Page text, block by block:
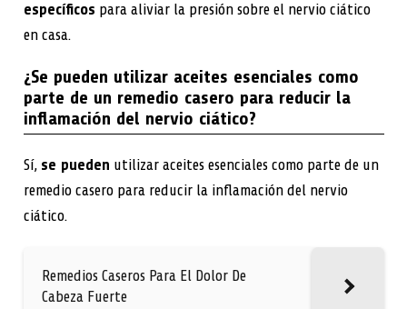
específicos para aliviar la presión sobre el nervio ciático
en casa.
¿Se pueden utilizar aceites esenciales como
parte de un remedio casero para reducir la
inflamación del nervio ciático?
Sí, se pueden utilizar aceites esenciales como parte de un
remedio casero para reducir la inflamación del nervio
ciático.
Remedios Caseros Para El Dolor De
Cabeza Fuerte